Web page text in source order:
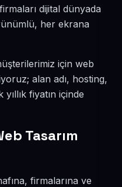
dijital dünyada
her ekrana
için web
alan adı, hosting,
fiyatın içinde
Tasarım
firmalarına ve